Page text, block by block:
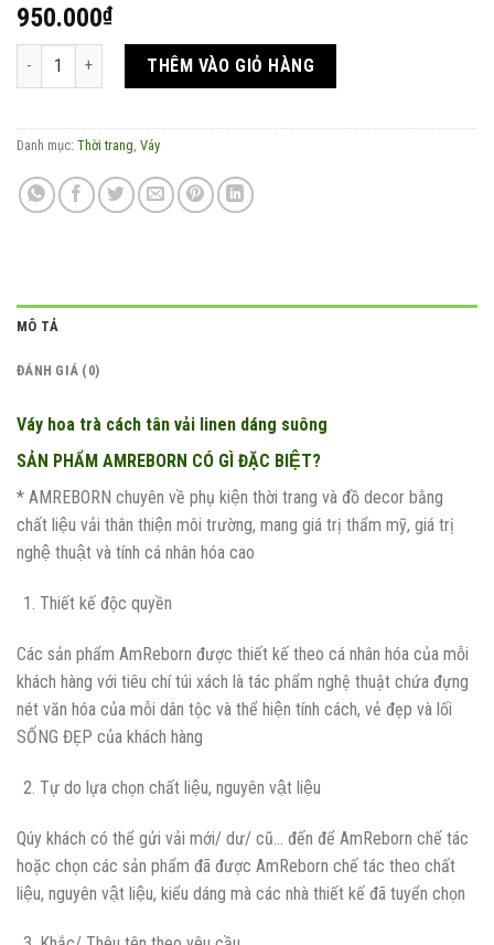
950.000₫
Váy hoa trà cách tân vải linen dáng suông số lượng
THÊM VÀO GIỎ HÀNG
Danh mục: Thời trang, Váy
MÔ TẢ
ĐÁNH GIÁ (0)
Váy hoa trà cách tân vải linen dáng suông
SẢN PHẨM AMREBORN CÓ GÌ ĐẶC BIỆT?
* AMREBORN chuyên về phụ kiện thời trang và đồ decor bằng
chất liệu vải thân thiện môi trường, mang giá trị thẩm mỹ, giá trị
nghệ thuật và tính cá nhân hóa cao
Thiết kế độc quyền
Các sản phẩm AmReborn được thiết kế theo cá nhân hóa của mỗi
khách hàng với tiêu chí túi xách là tác phẩm nghệ thuật chứa đựng
nét văn hóa của mỗi dân tộc và thể hiện tính cách, vẻ đẹp và lối
SỐNG ĐẸP của khách hàng
Tự do lựa chọn chất liệu, nguyên vật liệu
Qúy khách có thể gửi vải mới/ dư/ cũ… đến để AmReborn chế tác
hoặc chọn các sản phẩm đã được AmReborn chế tác theo chất
liệu, nguyên vật liệu, kiểu dáng mà các nhà thiết kế đã tuyển chọn